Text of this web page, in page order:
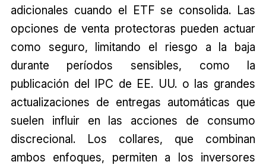
adicionales cuando el ETF se consolida. Las
opciones de venta protectoras pueden actuar
como seguro, limitando el riesgo a la baja
durante períodos sensibles, como la
publicación del IPC de EE. UU. o las grandes
actualizaciones de entregas automáticas que
suelen influir en las acciones de consumo
discrecional. Los collares, que combinan
ambos enfoques, permiten a los inversores